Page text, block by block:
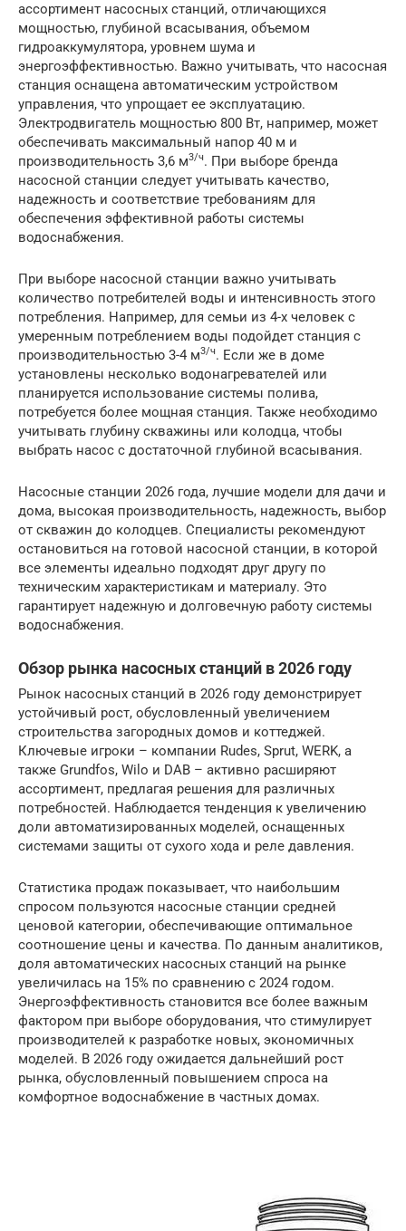
ассортимент насосных станций, отличающихся
мощностью, глубиной всасывания, объемом
гидроаккумулятора, уровнем шума и
энергоэффективностью. Важно учитывать, что насосная
станция оснащена автоматическим устройством
управления, что упрощает ее эксплуатацию.
Электродвигатель мощностью 800 Вт, например, может
обеспечивать максимальный напор 40 м и
производительность 3,6 м3/ч. При выборе бренда
насосной станции следует учитывать качество,
надежность и соответствие требованиям для
обеспечения эффективной работы системы
водоснабжения.
При выборе насосной станции важно учитывать
количество потребителей воды и интенсивность этого
потребления. Например, для семьи из 4-х человек с
умеренным потреблением воды подойдет станция с
производительностью 3-4 м3/ч. Если же в доме
установлены несколько водонагревателей или
планируется использование системы полива,
потребуется более мощная станция. Также необходимо
учитывать глубину скважины или колодца, чтобы
выбрать насос с достаточной глубиной всасывания.
Насосные станции 2026 года, лучшие модели для дачи и
дома, высокая производительность, надежность, выбор
от скважин до колодцев. Специалисты рекомендуют
остановиться на готовой насосной станции, в которой
все элементы идеально подходят друг другу по
техническим характеристикам и материалу. Это
гарантирует надежную и долговечную работу системы
водоснабжения.
Обзор рынка насосных станций в 2026 году
Рынок насосных станций в 2026 году демонстрирует
устойчивый рост, обусловленный увеличением
строительства загородных домов и коттеджей.
Ключевые игроки – компании Rudes, Sprut, WERK, а
также Grundfos, Wilo и DAB – активно расширяют
ассортимент, предлагая решения для различных
потребностей. Наблюдается тенденция к увеличению
доли автоматизированных моделей, оснащенных
системами защиты от сухого хода и реле давления.
Статистика продаж показывает, что наибольшим
спросом пользуются насосные станции средней
ценовой категории, обеспечивающие оптимальное
соотношение цены и качества. По данным аналитиков,
доля автоматических насосных станций на рынке
увеличилась на 15% по сравнению с 2024 годом.
Энергоэффективность становится все более важным
фактором при выборе оборудования, что стимулирует
производителей к разработке новых, экономичных
моделей. В 2026 году ожидается дальнейший рост
рынка, обусловленный повышением спроса на
комфортное водоснабжение в частных домах.